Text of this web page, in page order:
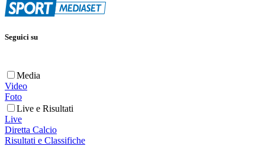
Seguici su
Media
Video
Foto
Live e Risultati
Live
Diretta Calcio
Risultati e Classifiche